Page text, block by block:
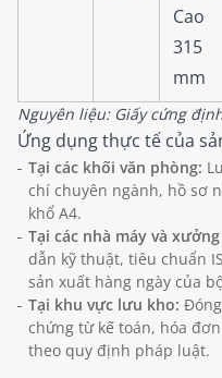
Cao
315
mm
Nguyên liệu: Giấy cứng
Ứng dụng thực tế của
Tại các khối văn phòng:
chí chuyên ngành, hồ sơ
khổ A4.
Tại các nhà máy và
dẫn kỹ thuật, tiêu chuẩn
sản xuất hàng ngày của
Tại khu vực lưu kho:
chứng từ kế toán, hóa
theo quy định pháp luật.